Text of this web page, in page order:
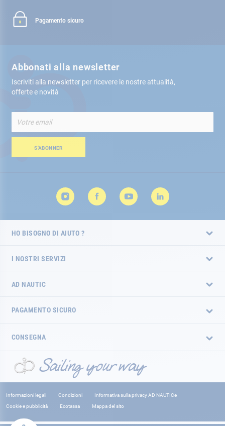
Pagamento sicuro
Abbonati alla newsletter
Iscriviti alla newsletter per ricevere le nostre attualità,
offerte e novità
alla
nostra
Newsletter:S’ABONNER
HO BISOGNO DI AIUTO ?
I NOSTRI SERVIZI
AD NAUTIC
PAGAMENTO SICURO
CONSEGNA
Informazioni legali Condizioni
Informativa sulla privacy AD NAUTICe
Cookie e pubblicità
Ecotassa Mappa del sito